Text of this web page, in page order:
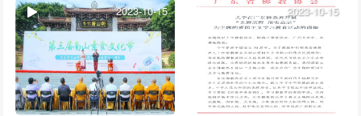
2023-10-15 2023-10-15